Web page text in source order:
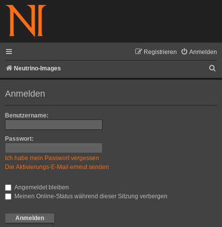
Anmelden
Registrieren
Neutrino-Images
u
Anmelden
Benutzername:
Passwort:
Ich habe mein Passwort vergessen
Die Aktivierungs-E-Mail erneut senden
Angemeldet bleiben
Meinen Online-Status während dieser Sitzung verbergen